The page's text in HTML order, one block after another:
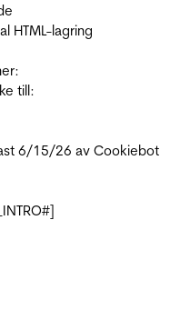
HTML-lagring
till:
6/15/26 av Cookiebot